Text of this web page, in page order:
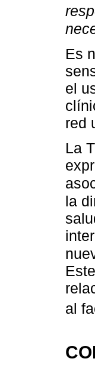
Es
el
red
La
la
al